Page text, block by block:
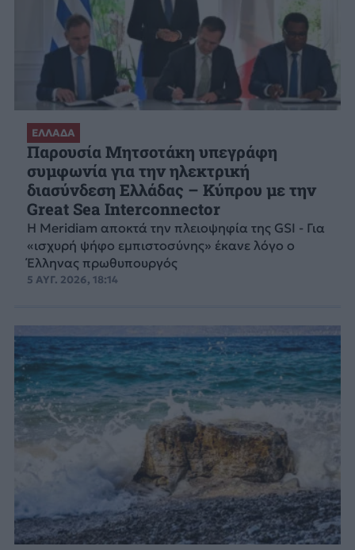
ΕΛΛΑΔΑ
Παρουσία Μητσοτάκη υπεγράφη
συμφωνία για την ηλεκτρική
διασύνδεση Ελλάδας – Κύπρου με την
Great Sea Interconnector
Η Meridiam αποκτά την πλειοψηφία της GSI - Για
«ισχυρή ψήφο εμπιστοσύνης» έκανε λόγο ο
Έλληνας πρωθυπουργός
5 ΑΥΓ. 2026, 18:14